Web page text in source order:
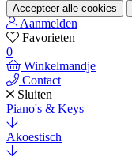
Accepteer alle cookies
Aanmelden
Favorieten
0
Winkelmandje
Contact
Sluiten
Piano's & Keys
Akoestisch